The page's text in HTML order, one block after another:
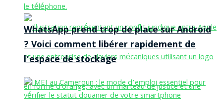
WhatsApp prend trop de place sur Android
? Voici comment libérer rapidement de
l’espace de stockage